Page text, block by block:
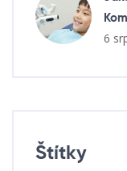
6
Štítky